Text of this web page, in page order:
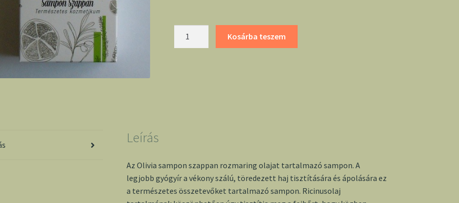
Kosárba teszem
Leírás
Az Olivia sampon szappan rozmaring olajat tartalmazó sampon. A
legjobb gyógyír a vékony szálú, töredezett haj tisztítására és ápolására ez
a természetes összetevőket tartalmazó sampon. Ricinusolaj